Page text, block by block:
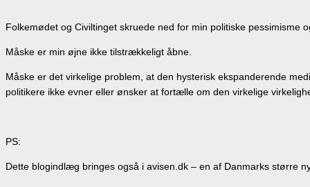
Folkemødet og Civiltinget skruede ned for min politiske pessimisme
Måske er min øjne ikke tilstrækkeligt åbne.
Måske er det virkelige problem, at den hysterisk ekspanderende
politikere ikke evner eller ønsker at fortælle om den virkelige
PS:
Dette blogindlæg bringes også i avisen.dk – en af Danmarks større